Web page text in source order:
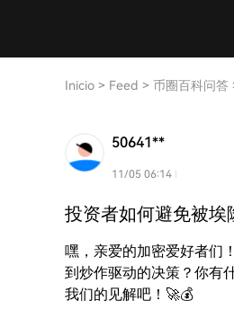
Inicio > Feed > 币圈百科问答
50641**
11/05 06:14
投资者如何避免被埃
嘿，亲爱的加密爱好者们
到炒作驱动的决策？你有
我们的见解吧！🚀💰